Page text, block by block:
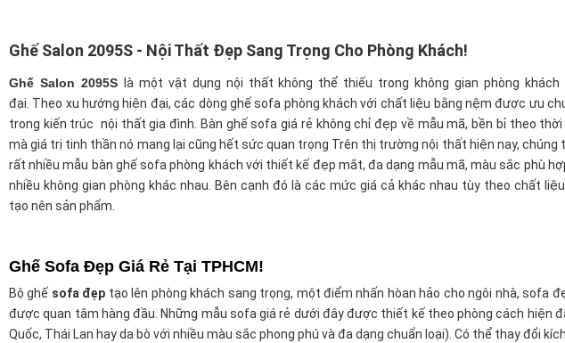
Ghế Salon 2095S - Nội Thất Đẹp Sang Trọng Cho Phòng Khách!
Ghế Salon 2095S
là một vật dụng nội thất không thể thiếu trong không gian phòng khách
đại. Theo xu hướng hiện đại, các dòng ghế sofa phòng khách với chất liệu bằng nệm được ưu
trong kiến trúc nội thất gia đình. Bàn ghế sofa giá rẻ không chỉ đẹp về mẫu mã, bền bỉ theo thời
mà giá trị tinh thần nó mang lại cũng hết sức quan trọng Trên thị trường nội thất hiện nay, chúng
rất nhiều mẫu bàn ghế sofa phòng khách với thiết kế đẹp mắt, đa dạng mẫu mã, màu sắc phù
nhiều không gian phòng khác nhau. Bên cạnh đó là các mức giá cả khác nhau tùy theo chất
tạo nên sản phẩm.
Ghế Sofa Đẹp Giá Rẻ Tại TPHCM!
Bộ ghế sofa đẹp tạo lên phòng khách sang trọng, một điểm nhấn hòan hảo cho ngôi nhà, sofa
được quan tâm hàng đầu. Những mẫu sofa giá rẻ dưới đây được thiết kế theo phòng cách hiện
Quốc, Thái Lan hay da bò với nhiều màu sắc phong phú và đa dạng chuẩn loại). Có thể thay đổi